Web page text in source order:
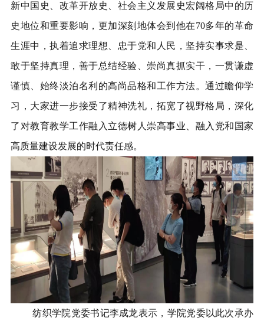
新中国史、改革开放史、社会主义发展史宏阔格局中的历
史地位和重要影响，更加深刻地体会到他在70多年的革命
生涯中，执着追求理想、忠于党和人民，坚持实事求是、
敢于坚持真理，善于总结经验、崇尚真抓实干，一贯谦虚
谨慎、始终淡泊名利的高尚品格和工作方法。通过瞻仰学
习，大家进一步接受了精神洗礼，拓宽了视野格局，深化
了对教育教学工作融入立德树人崇高事业、融入党和国家
高质量建设发展的时代责任感。
纺织学院党委书记李成龙表示，学院党委以此次承办